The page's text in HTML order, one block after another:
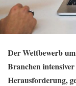
Der Wettbewerb
Branchen
Herausforderung,